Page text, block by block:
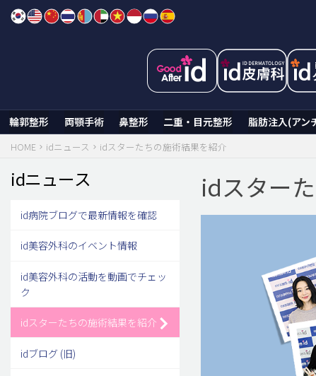
Skip
輪郭整形 両顎手術 鼻整形 二重・目元整形 脂肪注入(アン
HOME idニュース idスターたちの施術結果を紹介
idスター
idニュース
id病院ブログで最新情報を確認
id美容外科のイベント情報
id美容外科の活動を動画でチェッ
ク
idスターたちの施術結果を紹介
idブログ (旧)